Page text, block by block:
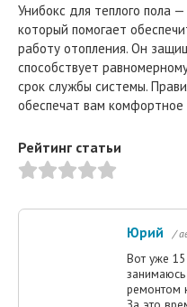
Унибокс для теплого пола
который помогает
работу отопления. Он
способствует
срок службы системы.
обеспечат вам
Рейтинг статьи
Юрий /
Вот уже
ремонтом